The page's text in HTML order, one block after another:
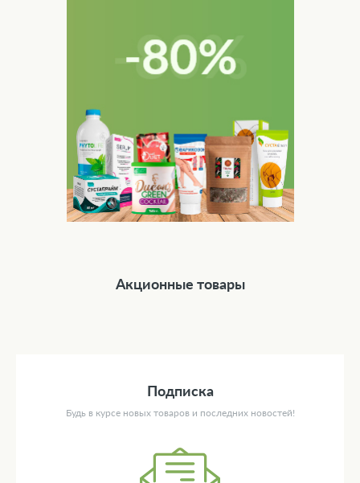
Акционные товары
Подписка
Будь в курсе новых товаров и последних новостей!